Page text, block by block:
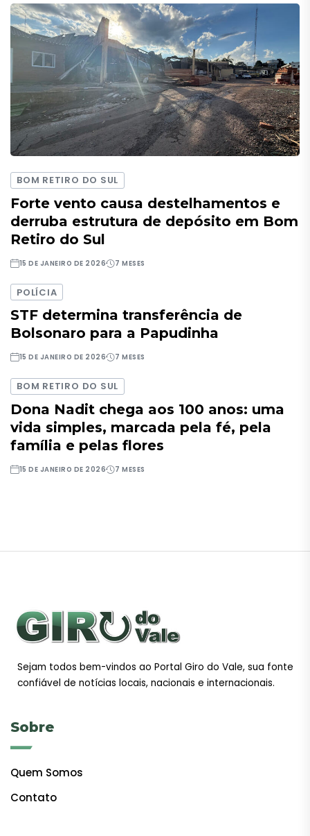
BOM RETIRO DO SUL
Forte vento causa destelhamentos e
derruba estrutura de depósito em Bom
Retiro do Sul
15 DE JANEIRO DE 2026 7 MESES
POLÍCIA
STF determina transferência de
Bolsonaro para a Papudinha
15 DE JANEIRO DE 2026 7 MESES
BOM RETIRO DO SUL
Dona Nadit chega aos 100 anos: uma
vida simples, marcada pela fé, pela
família e pelas flores
15 DE JANEIRO DE 2026 7 MESES
Sejam todos bem-vindos ao Portal Giro do Vale, sua fonte
confiável de notícias locais, nacionais e internacionais.
Sobre
Quem Somos
Contato